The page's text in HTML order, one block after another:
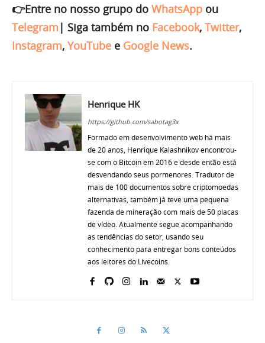
👉Entre no nosso grupo do WhatsApp ou
Telegram | Siga também no Facebook, Twitter,
Instagram, YouTube e Google News.
Henrique HK
https://github.com/sabotag3x
Formado em desenvolvimento web há mais
de 20 anos, Henrique Kalashnikov encontrou-
se com o Bitcoin em 2016 e desde então está
desvendando seus pormenores. Tradutor de
mais de 100 documentos sobre criptomoedas
alternativas, também já teve uma pequena
fazenda de mineração com mais de 50 placas
de vídeo. Atualmente segue acompanhando
as tendências do setor, usando seu
conhecimento para entregar bons conteúdos
aos leitores do Livecoins.